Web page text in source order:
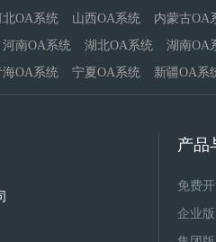
北OA系统 山西OA系统
内蒙古OA
河南OA系统 湖北OA系统
湖南OA
海OA系统 宁夏OA系统 新疆OA系
产品
免费
企业版